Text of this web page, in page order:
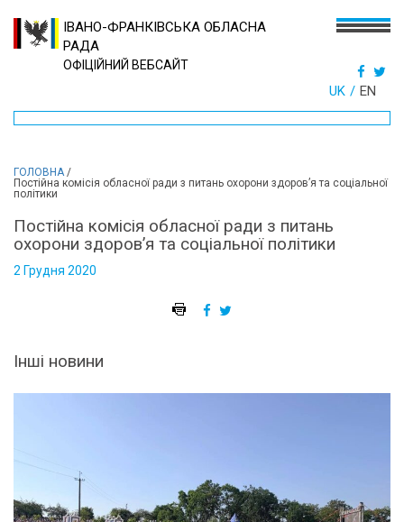
ІВАНО-ФРАНКІВСЬКА ОБЛАСНА
РАДА
ОФІЦІЙНИЙ ВЕБСАЙТ
UK EN
ГОЛОВНА/
Постійна комісія обласної ради з питань охорони здоров’я та соціальної
політики
Постійна комісія обласної ради з питань
охорони здоров’я та соціальної політики
2 Грудня 2020
Інші новини